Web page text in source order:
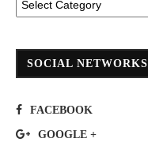
SOCIAL NETWORKS
FACEBOOK
GOOGLE +